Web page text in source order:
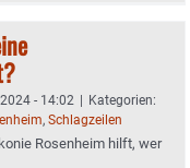
- 14:02 | Kategorien:
, Schlagzeilen
Rosenheim hilft, wer